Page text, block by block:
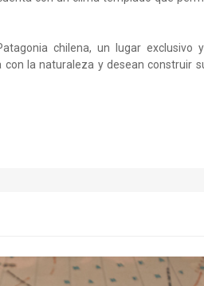
chilena, un lugar exclusivo
la naturaleza y desean construir